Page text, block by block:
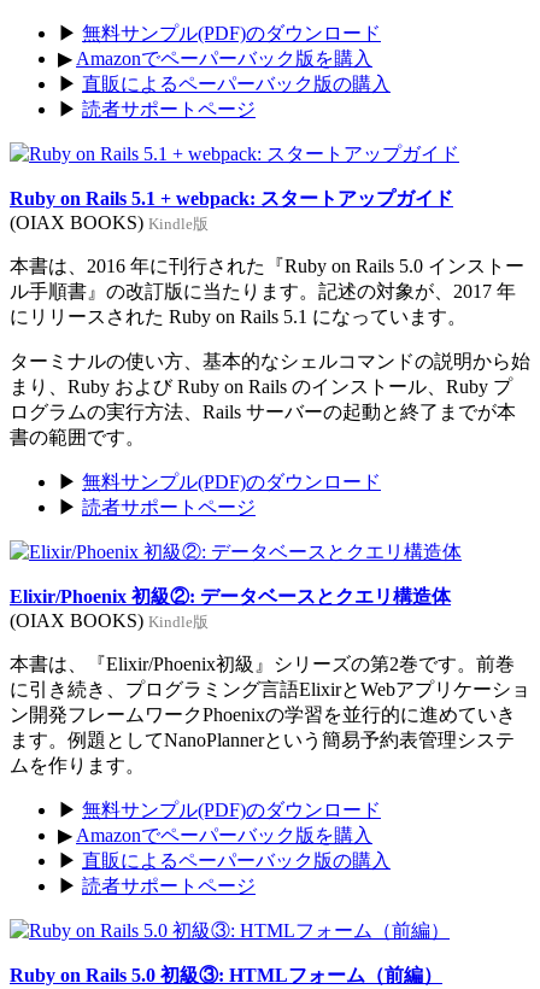
▶ 無料サンプル(PDF)のダウンロード
▶ Amazonでペーパーバック版を購入
▶ 直販によるペーパーバック版の購入
▶ 読者サポートページ
Ruby on Rails 5.1 + webpack: スタートアップガイド
(OIAX BOOKS) Kindle版
本書は、2016 年に刊行された『Ruby on Rails 5.0 インストー
ル手順書』の改訂版に当たります。記述の対象が、2017 年
にリリースされた Ruby on Rails 5.1 になっています。
ターミナルの使い方、基本的なシェルコマンドの説明から始
まり、Ruby および Ruby on Rails のインストール、Ruby プ
ログラムの実行方法、Rails サーバーの起動と終了までが本
書の範囲です。
▶ 無料サンプル(PDF)のダウンロード
▶ 読者サポートページ
Elixir/Phoenix 初級②: データベースとクエリ構造体
(OIAX BOOKS) Kindle版
本書は、『Elixir/Phoenix初級』シリーズの第2巻です。前巻
に引き続き、プログラミング言語ElixirとWebアプリケーショ
ン開発フレームワークPhoenixの学習を並行的に進めていき
ます。例題としてNanoPlannerという簡易予約表管理システ
ムを作ります。
▶ 無料サンプル(PDF)のダウンロード
▶ Amazonでペーパーバック版を購入
▶ 直販によるペーパーバック版の購入
▶ 読者サポートページ
Ruby on Rails 5.0 初級③: HTMLフォーム（前編）